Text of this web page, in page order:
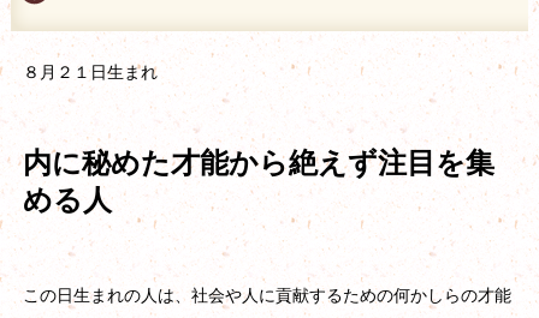
８月２１日生まれ
内に秘めた才能から絶えず注目を集
める人
この日生まれの人は、社会や人に貢献するための何かしらの才能